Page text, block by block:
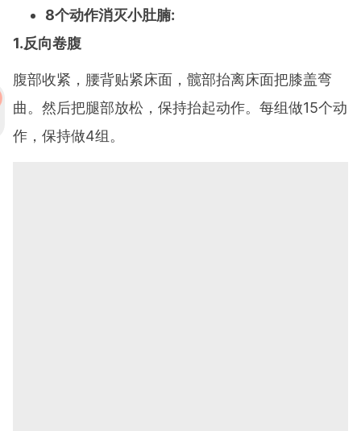
8个动作消灭小肚腩:
1.反向卷腹
腹部收紧，腰背贴紧床面，髋部抬离床面把膝盖弯
曲。然后把腿部放松，保持抬起动作。每组做15个动
作，保持做4组。